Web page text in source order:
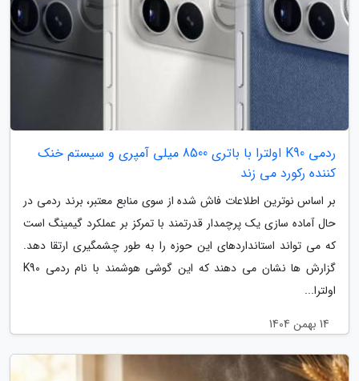
ردمی K90 اولترا با باتری 8500 میلی آمپری و سیستم خنک
کننده رکورد می زند
بر اساس نوترین اطلاعات فاش شده از سوی منابع معتبر، برند ردمی در
حال آماده سازی یک پرچمدار قدرتمند با تمرکز بر عملکرد گیمینگ است
که می تواند استانداردهای این حوزه را به طور چشمگیری ارتقا دهد.
گزارش ها نشان می دهند که این گوشی هوشمند با نام ردمی K90
اولترا...
14 بهمن 1404